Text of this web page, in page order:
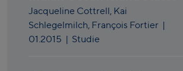
Jacqueline Cottrell, Kai
Schlegelmilch, François Fortier |
01.2015 | Studie